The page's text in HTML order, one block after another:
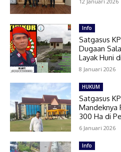
Info
Satgasus
Dugaan
Layak Huni
8 Januari 2026
HUKUM
Satgasus
Mandeknya
300 Ha di
6 Januari 2026
Info